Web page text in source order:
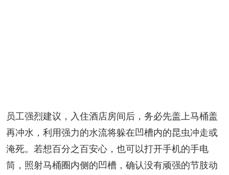
员工强烈建议，入住酒店房间后，务必先盖上马桶盖
再冲水，利用强力的水流将躲在凹槽内的昆虫冲走或
淹死。若想百分之百安心，也可以打开手机的手电
筒，照射马桶圈内侧的凹槽，确认没有顽强的节肢动